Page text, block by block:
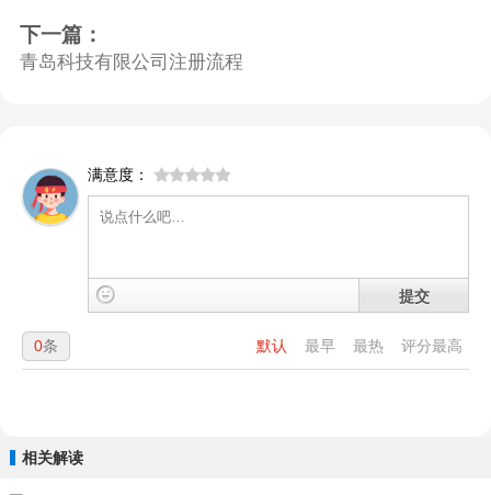
下一篇：
青岛科技有限公司注册流程
满意度：
提交
默认 最早 最热 评分最高
0条
相关解读